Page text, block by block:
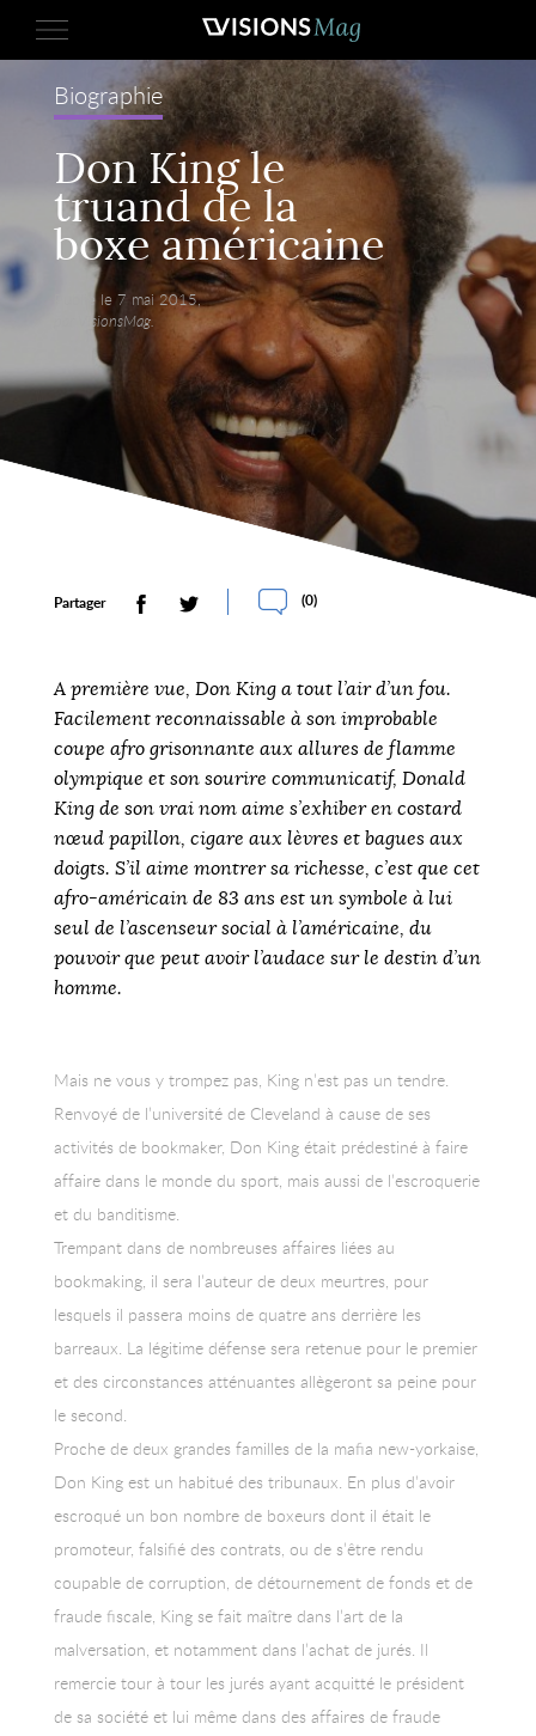
Biographie
Don King le
truand de la
boxe américaine
Publié le 7 mai 2015,
par VisionsMag.
Partager (0)
A première vue, Don King a tout l’air d’un fou.
Facilement reconnaissable à son improbable
coupe afro grisonnante aux allures de flamme
olympique et son sourire communicatif, Donald
King de son vrai nom aime s’exhiber en costard
nœud papillon, cigare aux lèvres et bagues aux
doigts. S’il aime montrer sa richesse, c’est que cet
afro-américain de 83 ans est un symbole à lui
seul de l’ascenseur social à l’américaine, du
pouvoir que peut avoir l’audace sur le destin d’un
homme.
Mais ne vous y trompez pas, King n’est pas un tendre.
Renvoyé de l’université de Cleveland à cause de ses
activités de bookmaker, Don King était prédestiné à faire
affaire dans le monde du sport, mais aussi de l’escroquerie
et du banditisme.
Trempant dans de nombreuses affaires liées au
bookmaking, il sera l’auteur de deux meurtres, pour
lesquels il passera moins de quatre ans derrière les
barreaux. La légitime défense sera retenue pour le premier
et des circonstances atténuantes allègeront sa peine pour
le second.
Proche de deux grandes familles de la mafia new-yorkaise,
Don King est un habitué des tribunaux. En plus d’avoir
escroqué un bon nombre de boxeurs dont il était le
promoteur, falsifié des contrats, ou de s’être rendu
coupable de corruption, de détournement de fonds et de
fraude fiscale, King se fait maître dans l’art de la
malversation, et notamment dans l’achat de jurés. Il
remercie tour à tour les jurés ayant acquitté le président
de sa société et lui même dans des affaires de fraude